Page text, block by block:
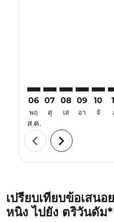
06
พฤ
ส.ค.
07
ศุ
08
เส
09
อา
10
จั
chevron_left chevron_right
เปรียบเทียบข้อเสน
หนิง ไปยัง ตริวันดัม*